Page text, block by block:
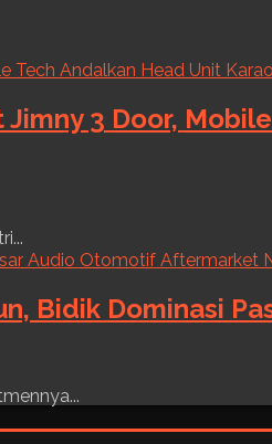
3 Door,
Bidik Dominasi